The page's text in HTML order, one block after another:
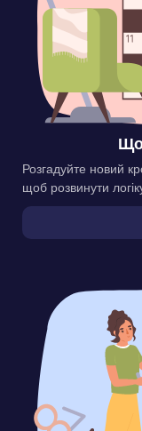
Розгадуйте новий
щоб розвинути